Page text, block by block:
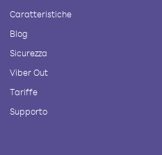
Caratteristiche
Blog
Sicurezza
Viber Out
Tariffe
Supporto